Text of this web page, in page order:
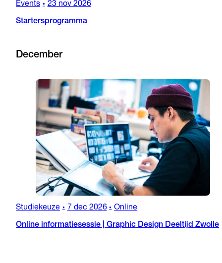
Events • 23 nov 2026
Startersprogramma
December
Studiekeuze • 7 dec 2026 • Online
Online informatiesessie | Graphic Design Deeltijd Zwolle